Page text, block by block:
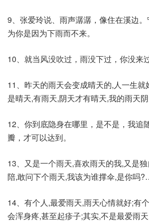
9、张爱玲说、雨声潺潺，像住在溪边
为你是因为下雨而不来。
10、就当风没吹过，雨没下过，你没来
11、昨天的雨天会变成晴天的,人一生就
是晴天,有雨天,阴天才有晴天,我的雨天
12、你到底隐身在哪里，是不是，我追
瓣，才可以达到。
13、又是一个雨天,喜欢雨天的我,又是
陪,敢问下个雨天,我该为谁撑伞,是你吗
14、有个人,最爱雨天,雨天心情就好;有
会浑身疼,甚至起疹子;其实,不是最爱雨